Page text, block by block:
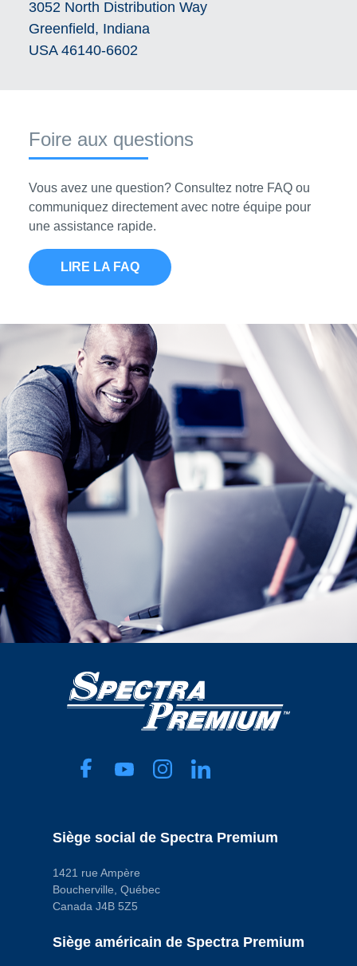
3052 North Distribution Way
Greenfield, Indiana
USA 46140-6602
Foire aux questions
Vous avez une question? Consultez notre FAQ ou
communiquez directement avec notre équipe pour
une assistance rapide.
LIRE LA FAQ
Siège social de Spectra Premium
1421 rue Ampère
Boucherville, Québec
Canada J4B 5Z5
Siège américain de Spectra Premium